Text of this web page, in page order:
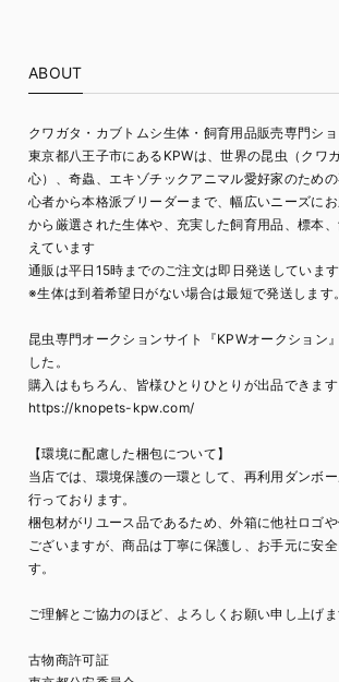
ABOUT
クワガタ・カブトムシ生体・飼育用品販売専門シ
東京都八王子市にあるKPWは、世界の昆虫（クワ
心）、奇蟲、エキゾチックアニマル愛好家のため
心者から本格派ブリーダーまで、幅広いニーズに
から厳選された生体や、充実した飼育用品、標本
えています
通販は平日15時までのご注文は即日発送しています
※生体は到着希望日がない場合は最短で発送します。
昆虫専門オークションサイト『KPWオークション
した。
購入はもちろん、皆様ひとりひとりが出品できます
https://knopets-kpw.com/
【環境に配慮した梱包について】
当店では、環境保護の一環として、再利用ダンボ
行っております。
梱包材がリユース品であるため、外箱に他社ロゴ
ございますが、商品は丁寧に保護し、お手元に安
す。
ご理解とご協力のほど、よろしくお願い申し上げま
古物商許可証